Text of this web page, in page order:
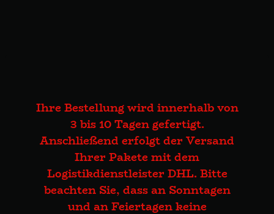
Ihre Bestellung wird innerhalb von
3 bis 10 Tagen gefertigt.
Anschließend erfolgt der Versand
Ihrer Pakete mit dem
Logistikdienstleister DHL. Bitte
beachten Sie, dass an Sonntagen
und an Feiertagen keine